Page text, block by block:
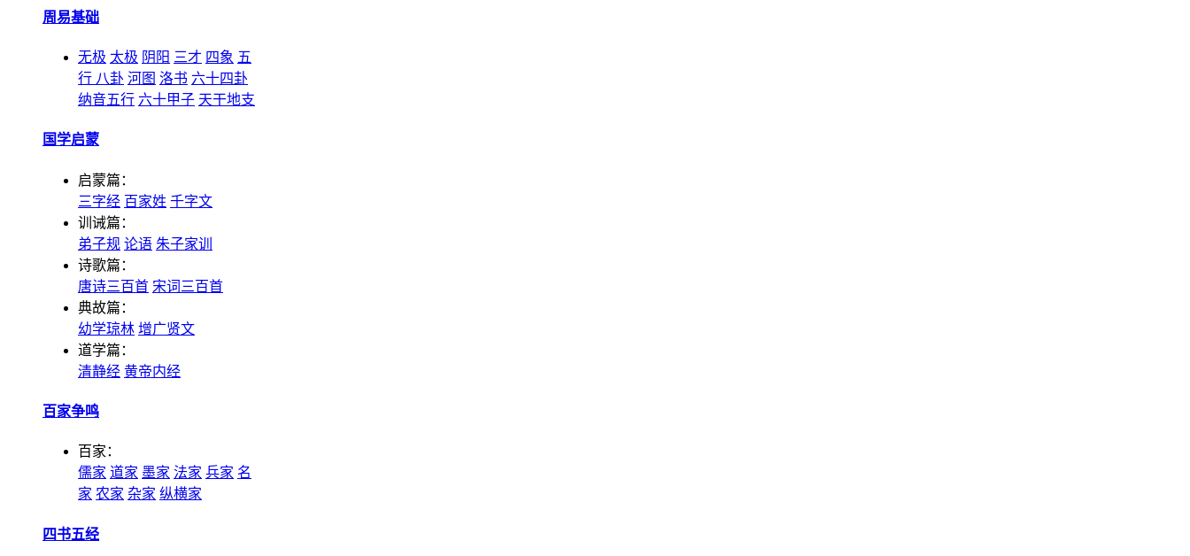
周易基础
无极 太极 阴阳 三才 四象 五
行 八卦 河图 洛书 六十四卦
纳音五行 六十甲子 天干地支
国学启蒙
启蒙篇：
三字经 百家姓 千字文
训诫篇：
弟子规 论语 朱子家训
诗歌篇：
唐诗三百首 宋词三百首
典故篇：
幼学琼林 增广贤文
道学篇：
清静经 黄帝内经
百家争鸣
百家：
儒家 道家 墨家 法家 兵家 名
家 农家 杂家 纵横家
四书五经